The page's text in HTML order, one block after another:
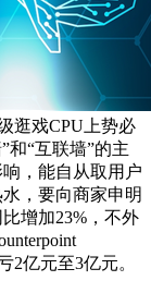
逛戏CPU上势必
和“互联墙”的主
，能自从取用户
，要向商家申明
增加23%，不外
2亿元至3亿元。